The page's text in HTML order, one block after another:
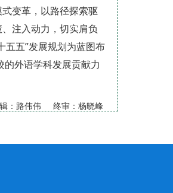
变革，以路径探索驱
注入动力，切实肩负
五五”发展规划为蓝图布
的外语学科发展贡献力
：路伟伟 终审：杨晓峰